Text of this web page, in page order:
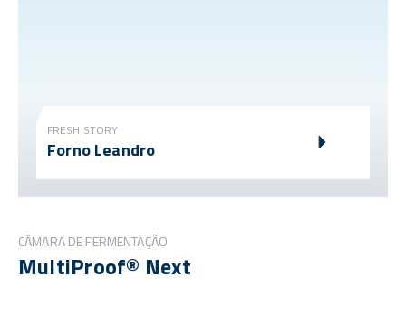
FRESH STORY
Forno Leandro
CÂMARA DE FERMENTAÇÃO
MultiProof® Next